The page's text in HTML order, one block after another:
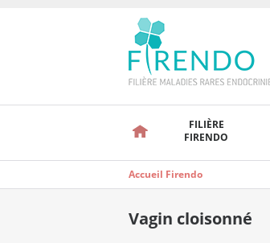
FILIÈRE
FIRENDO
Accueil Firendo
Vagin cloisonné